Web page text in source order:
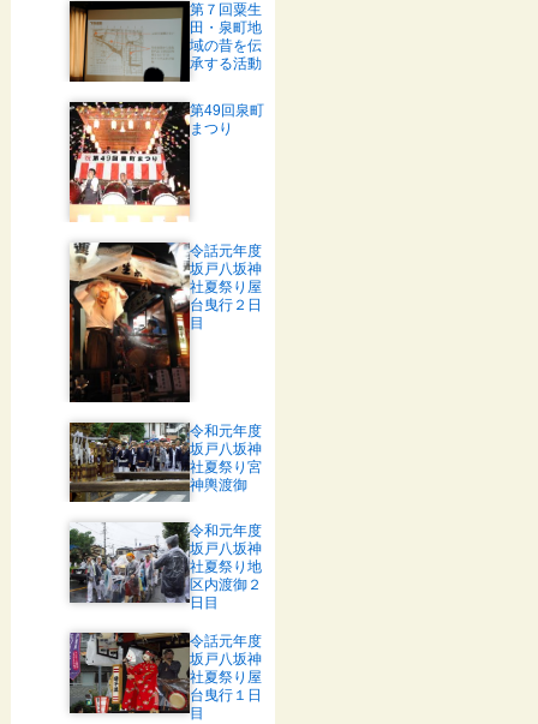
第７回粟生
田・泉町地
域の昔を伝
承する活動
第49回泉町
まつり
令話元年度
坂戸八坂神
社夏祭り屋
台曳行２日
目
令和元年度
坂戸八坂神
社夏祭り宮
神輿渡御
令和元年度
坂戸八坂神
社夏祭り地
区内渡御２
日目
令話元年度
坂戸八坂神
社夏祭り屋
台曳行１日
目